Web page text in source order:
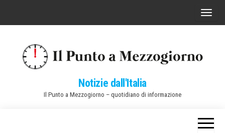
C
a
Notizie dall'Italia
Il Punto a Mezzogiorno – quotidiano di informazione